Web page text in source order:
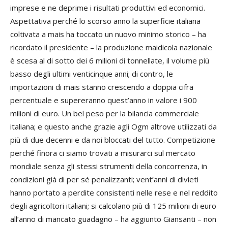
imprese e ne deprime i risultati produttivi ed economici.
Aspettativa perché lo scorso anno la superficie italiana
coltivata a mais ha toccato un nuovo minimo storico – ha
ricordato il presidente – la produzione maidicola nazionale
è scesa al di sotto dei 6 milioni di tonnellate, il volume più
basso degli ultimi venticinque anni; di contro, le
importazioni di mais stanno crescendo a doppia cifra
percentuale e supereranno quest’anno in valore i 900
milioni di euro. Un bel peso per la bilancia commerciale
italiana; e questo anche grazie agli Ogm altrove utilizzati da
più di due decenni e da noi bloccati del tutto. Competizione
perché finora ci siamo trovati a misurarci sul mercato
mondiale senza gli stessi strumenti della concorrenza, in
condizioni già di per sé penalizzanti; vent’anni di divieti
hanno portato a perdite consistenti nelle rese e nel reddito
degli agricoltori italiani; si calcolano più di 125 milioni di euro
all’anno di mancato guadagno – ha aggiunto Giansanti – non